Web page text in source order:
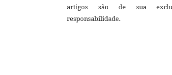
artigos são de sua
responsabilidade.